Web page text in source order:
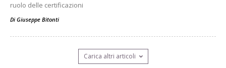
ruolo delle certificazioni
Di Giuseppe Bitonti
Carica altri articoli